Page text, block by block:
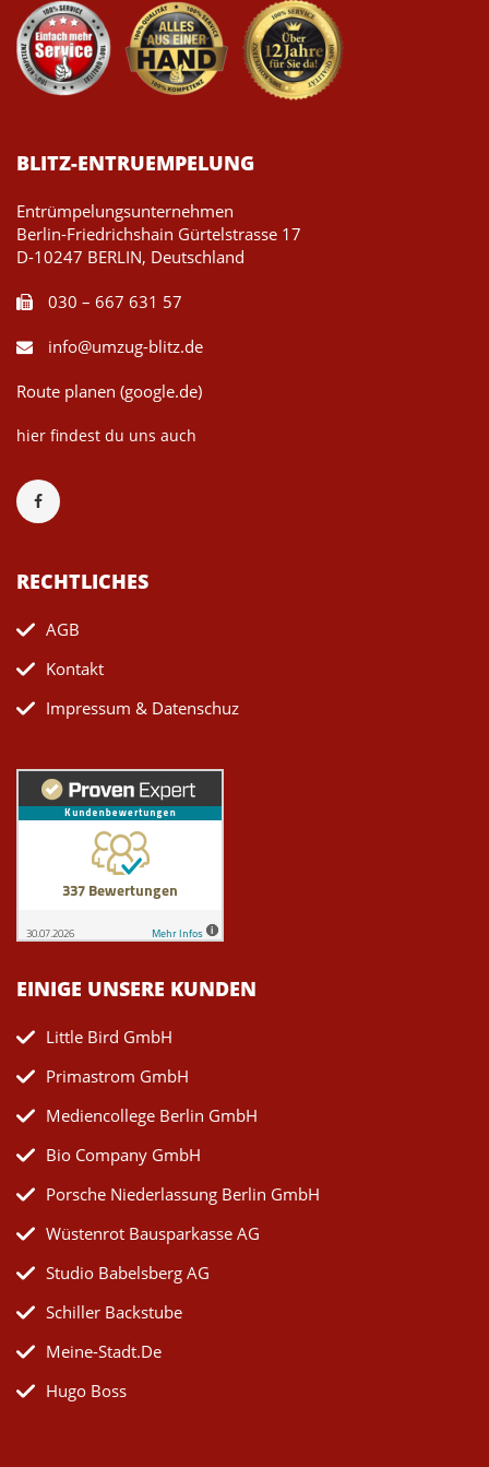
BLITZ-ENTRUEMPELUNG
Entrümpelungsunternehmen
Berlin-Friedrichshain Gürtelstrasse 17
D-10247 BERLIN, Deutschland
030 – 667 631 57
info@umzug-blitz.de
Route planen (google.de)
hier findest du uns auch
RECHTLICHES
AGB
Kontakt
Impressum & Datenschuz
EINIGE UNSERE KUNDEN
Little Bird GmbH
Primastrom GmbH
Mediencollege Berlin GmbH
Bio Company GmbH
Porsche Niederlassung Berlin GmbH
Wüstenrot Bausparkasse AG
Studio Babelsberg AG
Schiller Backstube
Meine-Stadt.de
Hugo Boss